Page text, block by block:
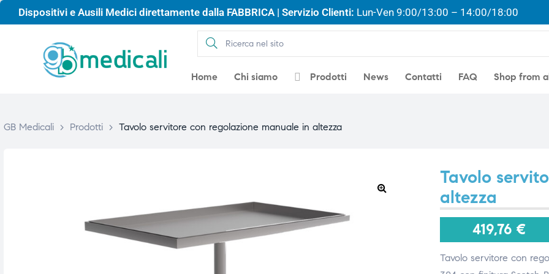
Dispositivi e Ausili Medici direttamente dalla FABBRICA | Servizio Clienti: Lun-Ven 9:00/13:00 – 14:00/18:00
Home Chi siamo Prodotti News Contatti FAQ Shop from
GB Medicali > Prodotti > Tavolo servitore con regolazione manuale in altezza
Tavolo
altezza
419,76 €
Tavolo servitore con